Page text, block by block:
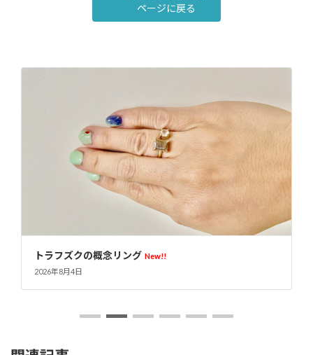
ページに戻る
トラフズクの概念リング New!!
2026年8月4日